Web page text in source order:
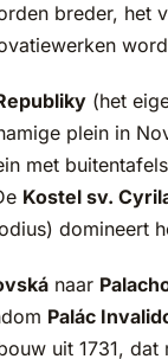
breder, het
(het
plein in
met
Kostel sv.
domineert
naar
Palác
uit 1731, dat